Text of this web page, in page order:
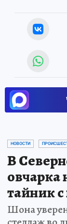
НОВОСТИ
В
тайник
Шона